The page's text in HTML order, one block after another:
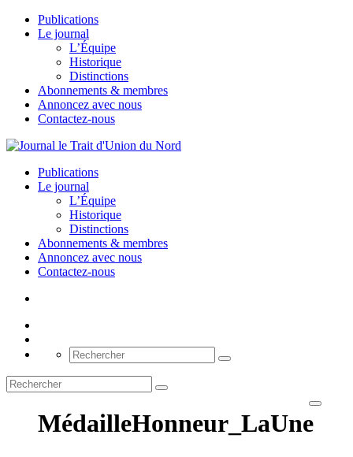
Publications
Le journal
L’Équipe
Historique
Distinctions
Abonnements & membres
Annoncez avec nous
Contactez-nous
Publications
Le journal
L’Équipe
Historique
Distinctions
Abonnements & membres
Annoncez avec nous
Contactez-nous
MédailleHonneur_LaUne